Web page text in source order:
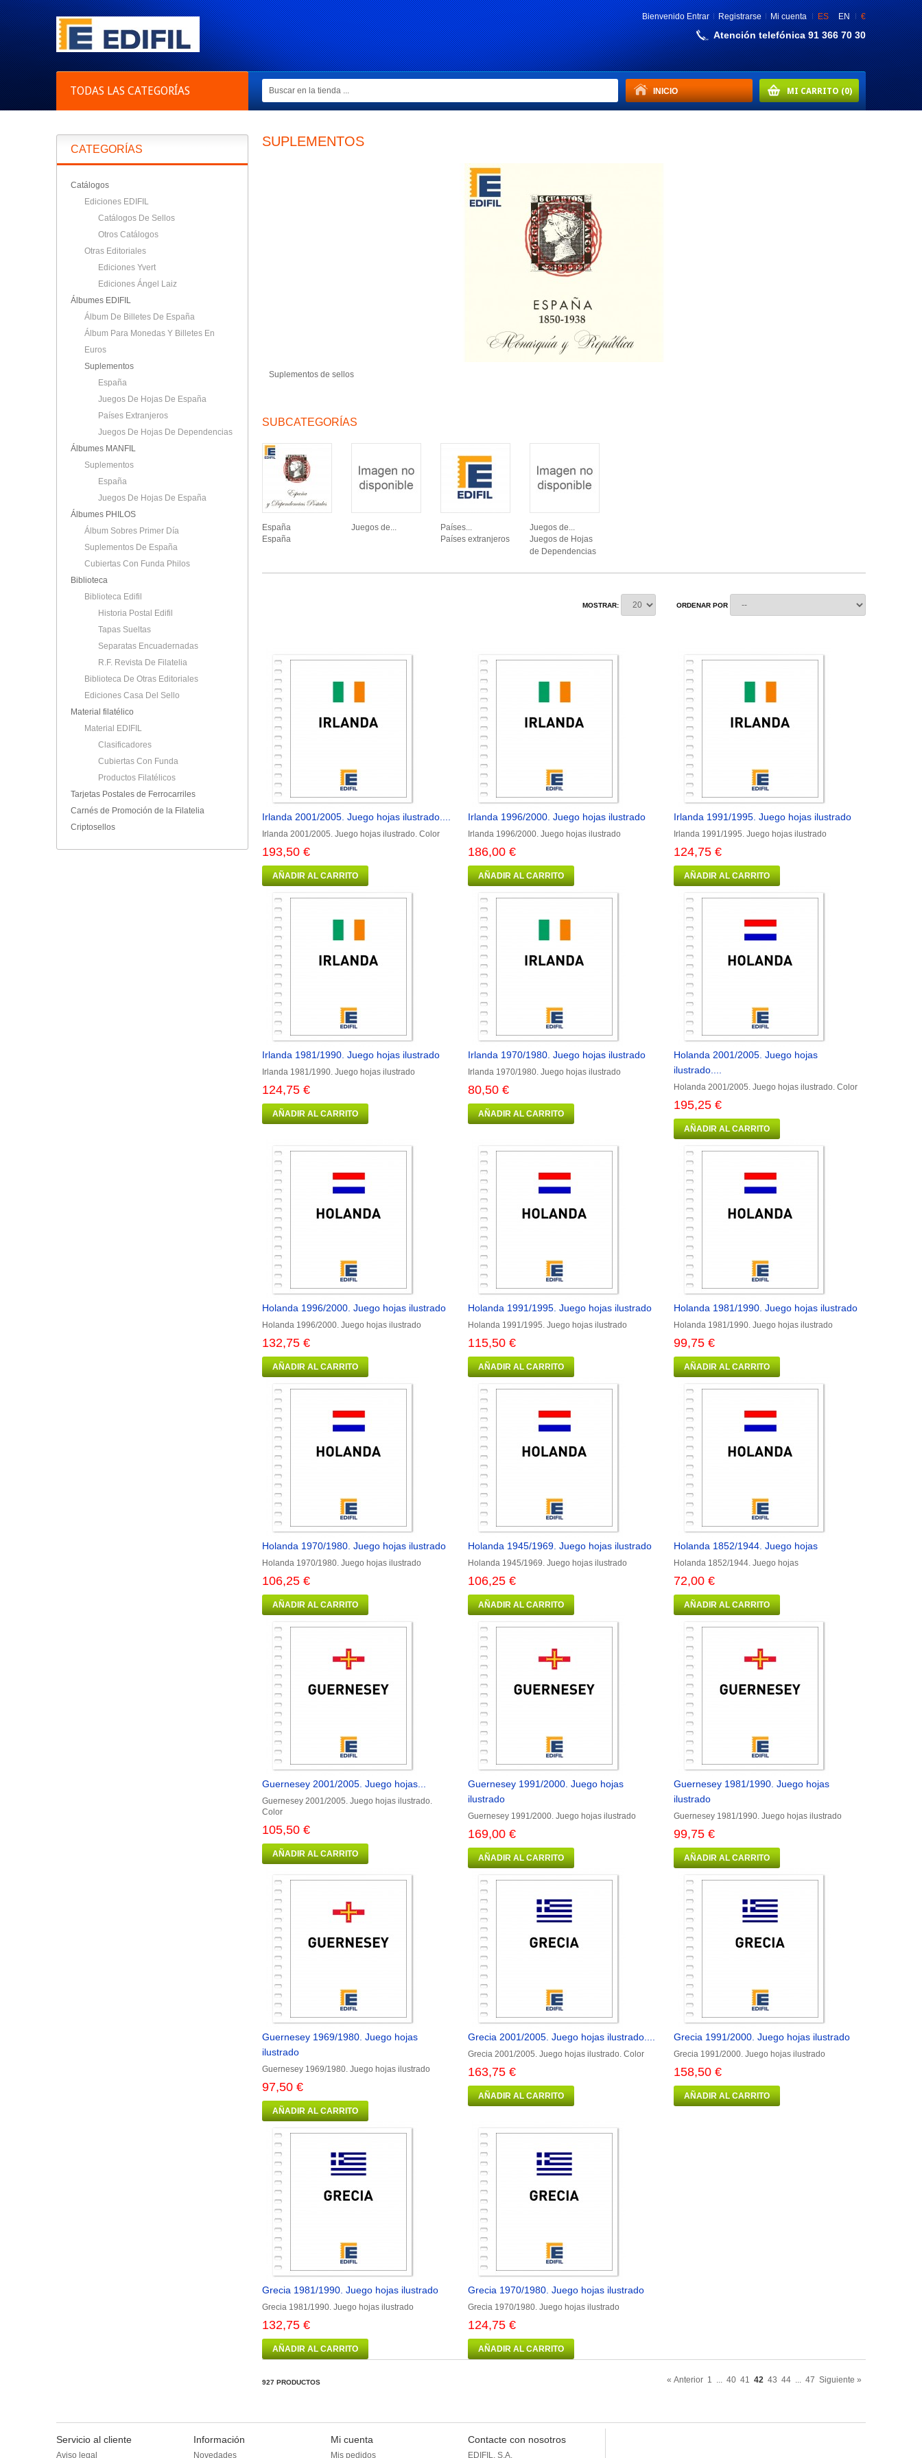
€
ES EN
BienvenidoEntrar Registrarse Mi cuenta
Atención telefónica 91 366 70 30
TODAS LAS CATEGORÍAS MI CARRITO (0)
INICIO
CATEGORÍAS
Catálogos
Ediciones EDIFIL
Catálogos De Sellos
Otros Catálogos
Otras Editoriales
Ediciones Yvert
Ediciones Ángel Laiz
Álbumes EDIFIL
Álbum De Billetes De España
Álbum Para Monedas Y Billetes En
Euros
Suplementos
España
Juegos De Hojas De España
Países Extranjeros
Juegos De Hojas De Dependencias
Álbumes MANFIL
Suplementos
España
Juegos De Hojas De España
Álbumes PHILOS
Álbum Sobres Primer Día
Suplementos De España
Cubiertas Con Funda Philos
Biblioteca
Biblioteca Edifil
Historia Postal Edifil
Tapas Sueltas
Separatas Encuadernadas
R.F. Revista De Filatelia
Biblioteca De Otras Editoriales
Ediciones Casa Del Sello
Material filatélico
Material EDIFIL
Clasificadores
Cubiertas Con Funda
Productos Filatélicos
Tarjetas Postales de Ferrocarriles
Carnés de Promoción de la Filatelia
Criptosellos
SUPLEMENTOS
Suplementos de sellos
SUBCATEGORÍAS
España
España
Juegos de...
Países...
Países extranjeros
Juegos de...
Juegos de Hojas
de Dependencias
ORDENAR POR
MOSTRAR:
Irlanda 2001/2005. Juego hojas ilustrado....
Irlanda 2001/2005. Juego hojas ilustrado. Color
193,50 €
AÑADIR AL CARRITO
Irlanda 1996/2000. Juego hojas ilustrado
Irlanda 1996/2000. Juego hojas ilustrado
186,00 €
AÑADIR AL CARRITO
Irlanda 1991/1995. Juego hojas ilustrado
Irlanda 1991/1995. Juego hojas ilustrado
124,75 €
AÑADIR AL CARRITO
Irlanda 1981/1990. Juego hojas ilustrado
Irlanda 1981/1990. Juego hojas ilustrado
124,75 €
AÑADIR AL CARRITO
Irlanda 1970/1980. Juego hojas ilustrado
Irlanda 1970/1980. Juego hojas ilustrado
80,50 €
AÑADIR AL CARRITO
Holanda 2001/2005. Juego hojas
ilustrado....
Holanda 2001/2005. Juego hojas ilustrado. Color
195,25 €
AÑADIR AL CARRITO
Holanda 1996/2000. Juego hojas ilustrado
Holanda 1996/2000. Juego hojas ilustrado
132,75 €
AÑADIR AL CARRITO
Holanda 1991/1995. Juego hojas ilustrado
Holanda 1991/1995. Juego hojas ilustrado
115,50 €
AÑADIR AL CARRITO
Holanda 1981/1990. Juego hojas ilustrado
Holanda 1981/1990. Juego hojas ilustrado
99,75 €
AÑADIR AL CARRITO
Holanda 1970/1980. Juego hojas ilustrado
Holanda 1970/1980. Juego hojas ilustrado
106,25 €
AÑADIR AL CARRITO
Holanda 1945/1969. Juego hojas ilustrado
Holanda 1945/1969. Juego hojas ilustrado
106,25 €
AÑADIR AL CARRITO
Holanda 1852/1944. Juego hojas
Holanda 1852/1944. Juego hojas
72,00 €
AÑADIR AL CARRITO
Guernesey 2001/2005. Juego hojas...
Guernesey 2001/2005. Juego hojas ilustrado.
Color
105,50 €
AÑADIR AL CARRITO
Guernesey 1991/2000. Juego hojas
ilustrado
Guernesey 1991/2000. Juego hojas ilustrado
169,00 €
AÑADIR AL CARRITO
Guernesey 1981/1990. Juego hojas
ilustrado
Guernesey 1981/1990. Juego hojas ilustrado
99,75 €
AÑADIR AL CARRITO
Guernesey 1969/1980. Juego hojas
ilustrado
Guernesey 1969/1980. Juego hojas ilustrado
97,50 €
AÑADIR AL CARRITO
Grecia 2001/2005. Juego hojas ilustrado....
Grecia 2001/2005. Juego hojas ilustrado. Color
163,75 €
AÑADIR AL CARRITO
Grecia 1991/2000. Juego hojas ilustrado
Grecia 1991/2000. Juego hojas ilustrado
158,50 €
AÑADIR AL CARRITO
Grecia 1981/1990. Juego hojas ilustrado
Grecia 1981/1990. Juego hojas ilustrado
132,75 €
AÑADIR AL CARRITO
Grecia 1970/1980. Juego hojas ilustrado
Grecia 1970/1980. Juego hojas ilustrado
124,75 €
AÑADIR AL CARRITO
927 PRODUCTOS « Anterior 1 ... 40 41 42 43 44 ... 47 Siguiente »
Servicio al cliente
Aviso legal
Información
Novedades
Mi cuenta
Mis pedidos
Contacte con nosotros
EDIFIL, S.A.